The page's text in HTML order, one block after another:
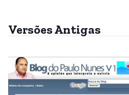
Versões Antigas